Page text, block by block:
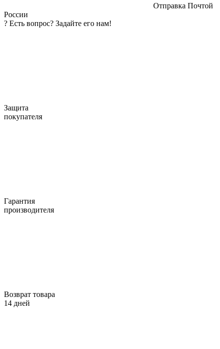
Отправка Почтой
России
? Есть вопрос? Задайте его нам!
Защита
покупателя
Гарантия
производителя
Возврат товара
14 дней